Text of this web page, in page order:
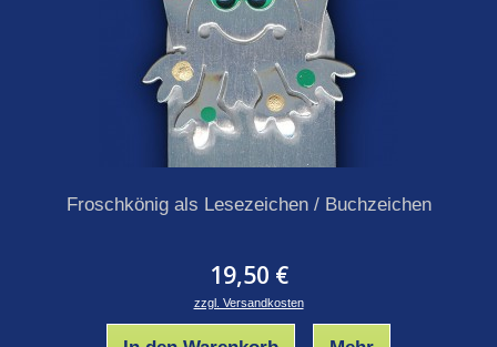
Froschkönig als Lesezeichen / Buchzeichen
19,50 €
zzgl. Versandkosten